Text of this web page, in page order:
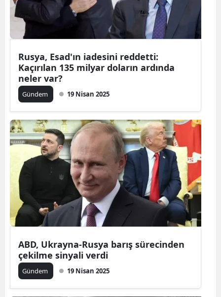
Rusya, Esad'ın iadesini reddetti:
Kaçırılan 135 milyar doların ardında
neler var?
Gündem 19 Nisan 2025
ABD, Ukrayna-Rusya barış sürecinden
çekilme sinyali verdi
Gündem 19 Nisan 2025